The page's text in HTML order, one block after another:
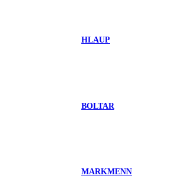
HLAUP
BOLTAR
MARKMENN